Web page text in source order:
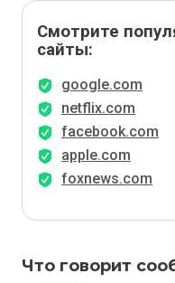
Смотрите
сайты:
google.com
netflix.com
facebook.com
apple.com
foxnews.com
Что говорит